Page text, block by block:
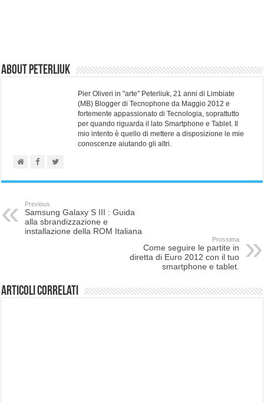
About Peterliuk
Pier Oliveri in "arte" Peterliuk, 21 anni di Limbiate
(MB) Blogger di Tecnophone da Maggio 2012 e
fortemente appassionato di Tecnologia, soprattutto
per quando riguarda il lato Smartphone e Tablet. Il
mio intento è quello di mettere a disposizione le mie
conoscenze aiutando gli altri.
Previous
Samsung Galaxy S III : Guida
alla sbrandizzazione e
installazione della ROM Italiana
Prossima
Come seguire le partite in
diretta di Euro 2012 con il tuo
smartphone e tablet.
Articoli correlati